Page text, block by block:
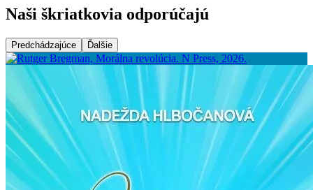
Naši škriatkovia odporúčajú
Predchádzajúce Ďalšie